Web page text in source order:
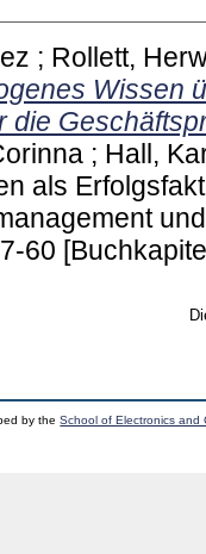
; Rollett,
Wissen
die
; Hall,
als
60
by theSchool of Electronics and